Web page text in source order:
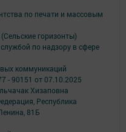
по печати и массовым
горизонты)
по надзору в сфере
коммуникаций
- 90151 от 07.10.2025
Хизаповна
Республика
81Б